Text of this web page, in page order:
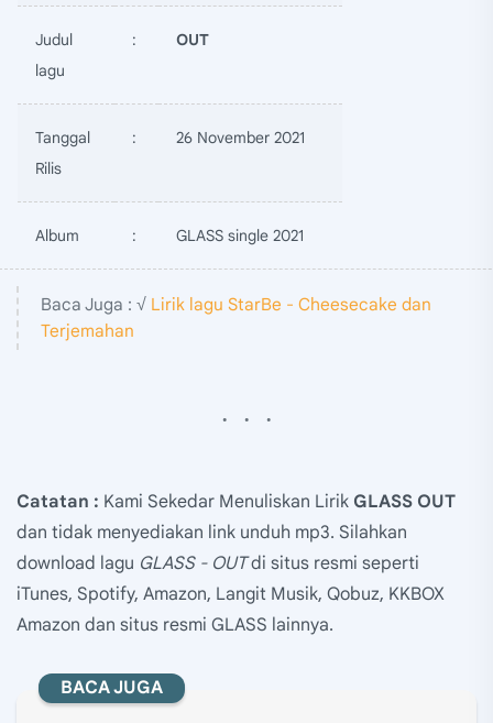
Judul
lagu
: OUT
Tanggal
Rilis
: 26 November 2021
Album : GLASS single 2021
Baca Juga : √ Lirik lagu StarBe - Cheesecake dan
Terjemahan
Catatan : Kami Sekedar Menuliskan Lirik GLASS OUT
dan tidak menyediakan link unduh mp3. Silahkan
download lagu GLASS - OUTdi situs resmi seperti
iTunes, Spotify, Amazon, Langit Musik, Qobuz, KKBOX
Amazon dan situs resmi GLASS lainnya.
BACA JUGA